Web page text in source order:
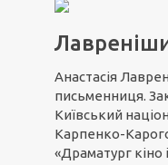
Анастасія
письменниця.
Київський
Карпенко-
«Драматург